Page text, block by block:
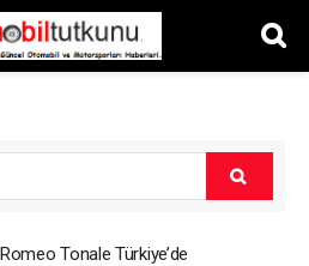
Tonale Türkiye’de